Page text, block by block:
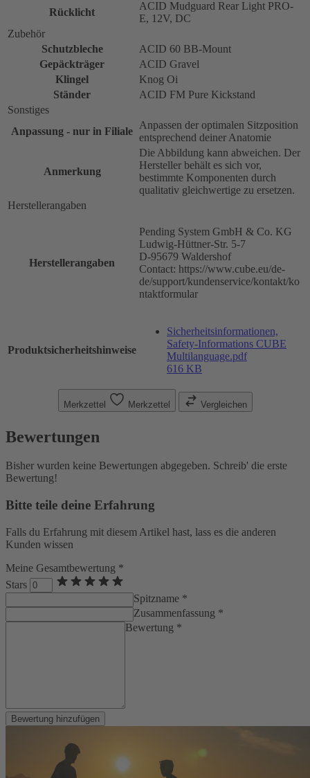
Rücklicht
ACID Mudguard Rear Light PRO-
E, 12V, DC
Zubehör
Schutzbleche
ACID 60 BB-Mount
Gepäckträger
ACID Gravel
Klingel
Knog Oi
Ständer
ACID FM Pure Kickstand
Sonstiges
Anpassung - nur in Filiale
Anpassen der optimalen Sitzposition
entsprechend deiner Anatomie
Anmerkung
Die Abbildung kann abweichen. Der
Hersteller behält es sich vor,
bestimmte Komponenten durch
qualitativ gleichwertige zu ersetzen.
Herstellerangaben
Herstellerangaben
Pending System GmbH & Co. KG
Ludwig-Hüttner-Str. 5-7
D-95679 Waldershof
Contact: https://www.cube.eu/de-
de/support/kundenservice/kontakt/ko
ntaktformular
Produktsicherheitshinweise
Sicherheitsinformationen,
Safety-Informations CUBE
Multilanguage.pdf
616 KB
Merkzettel Merkzettel Vergleichen
Bewertungen
Bisher wurden keine Bewertungen abgegeben. Schreib' die erste
Bewertung!
Bitte teile deine Erfahrung
Falls du Erfahrung mit diesem Artikel hast, lass es die anderen
Kunden wissen
Meine Gesamtbewertung *
Stars
Spitzname *
Zusammenfassung *
Bewertung *
Bewertung hinzufügen